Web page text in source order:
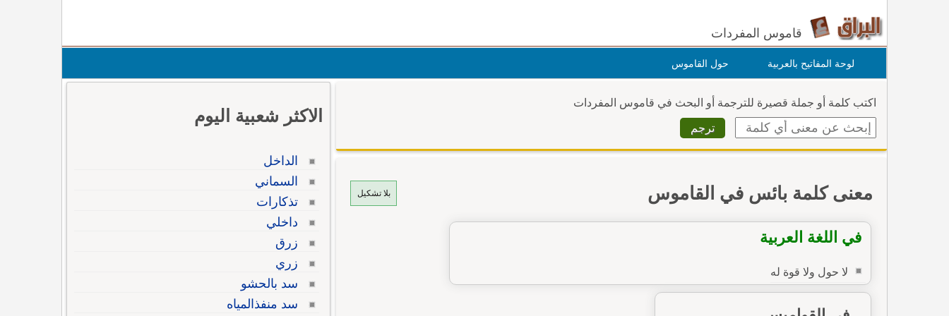
قاموس المفردات
لوحة المفاتيح بالعربية حول القاموس
اكتب كلمة أو جملة قصيرة للترجمة أو البحث في قاموس المفردات
بلا تشكيل معنى كلمة بائس في القاموس
في اللغة العربية
لا حول ولا قوة له
الاكثر شعبية اليوم
الداخل
السماني
تذكارات
داخلي
زرق
زري
سد بالحشو
سد منفذالمياه